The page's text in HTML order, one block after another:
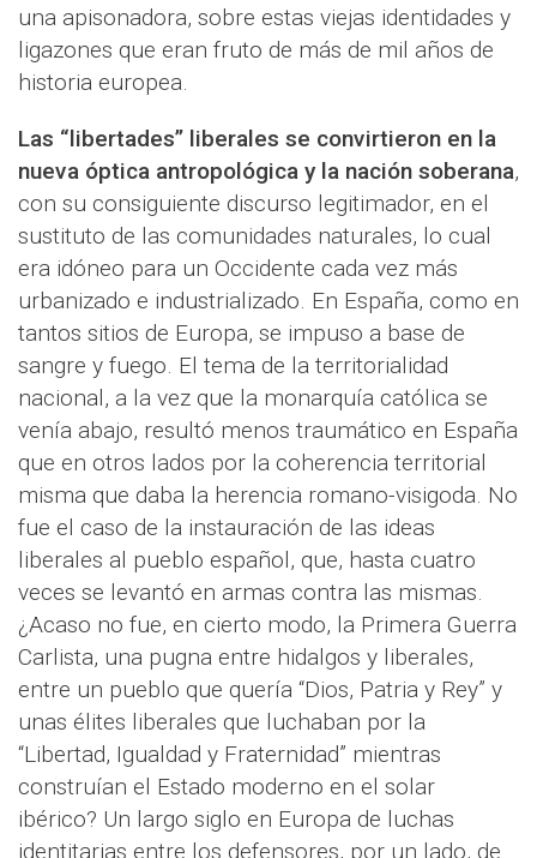
una apisonadora, sobre estas viejas identidades y
ligazones que eran fruto de más de mil años de
historia europea.
Las “libertades” liberales se convirtieron en la
nueva óptica antropológica y la nación soberana,
con su consiguiente discurso legitimador, en el
sustituto de las comunidades naturales, lo cual
era idóneo para un Occidente cada vez más
urbanizado e industrializado. En España, como en
tantos sitios de Europa, se impuso a base de
sangre y fuego. El tema de la territorialidad
nacional, a la vez que la monarquía católica se
venía abajo, resultó menos traumático en España
que en otros lados por la coherencia territorial
misma que daba la herencia romano-visigoda. No
fue el caso de la instauración de las ideas
liberales al pueblo español, que, hasta cuatro
veces se levantó en armas contra las mismas.
¿Acaso no fue, en cierto modo, la Primera Guerra
Carlista, una pugna entre hidalgos y liberales,
entre un pueblo que quería “Dios, Patria y Rey” y
unas élites liberales que luchaban por la
“Libertad, Igualdad y Fraternidad” mientras
construían el Estado moderno en el solar
ibérico? Un largo siglo en Europa de luchas
identitarias entre los defensores, por un lado, de